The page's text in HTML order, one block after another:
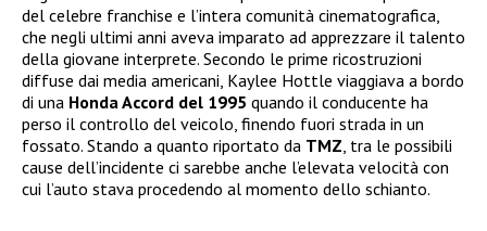
del celebre franchise e l’intera comunità cinematografica,
che negli ultimi anni aveva imparato ad apprezzare il talento
della giovane interprete. Secondo le prime ricostruzioni
diffuse dai media americani, Kaylee Hottle viaggiava a bordo
di una Honda Accord del 1995 quando il conducente ha
perso il controllo del veicolo, finendo fuori strada in un
fossato. Stando a quanto riportato da TMZ, tra le possibili
cause dell’incidente ci sarebbe anche l’elevata velocità con
cui l’auto stava procedendo al momento dello schianto.